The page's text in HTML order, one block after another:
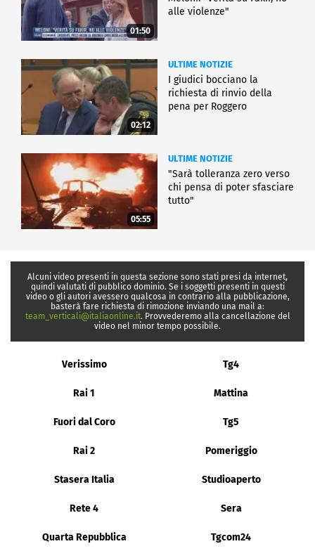
01:50
alle violenze"
02:12
ULTIME NOTIZIE
I giudici bocciano la
richiesta di rinvio della
pena per Roggero
05:55
ULTIME NOTIZIE
"Sarà tolleranza zero verso
chi pensa di poter sfasciare
tutto"
Alcuni video presenti in questa sezione sono stati presi da internet,
quindi valutati di pubblico dominio. Se i soggetti presenti in questi
video o gli autori avessero qualcosa in contrario alla pubblicazione,
basterà fare richiesta di rimozione inviando una mail a:
team_verticali@italiaonline.it. Provvederemo alla cancellazione del
video nel minor tempo possibile.
Verissimo Tg4
Rai 1 Mattina
Fuori dal Coro Tg5
Rai 2 Pomeriggio
Stasera Italia Studioaperto
Rete 4 Sera
Quarta Repubblica Tgcom24